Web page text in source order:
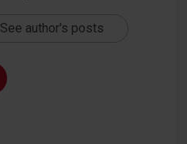
See author's posts